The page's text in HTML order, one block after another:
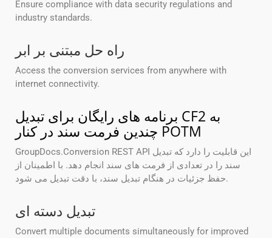
Ensure compliance with data security regulations and
industry standards.
راه حل مبتنی بر ابر
Access the conversion services from anywhere with
internet connectivity.
برنامه های رایگان برای تبدیل CF2 به
چندین فرمت سند در کنار POTM
GroupDocs.Conversion REST API این قابلیت را دارد که تبدیل
سند را در تعدادی از فرمت های سند انجام دهد. با اطمینان از
حفظ جزئیات در هنگام تبدیل سند، با دقت تبدیل می شود.
تبدیل دسته ای
Convert multiple documents simultaneously for improved